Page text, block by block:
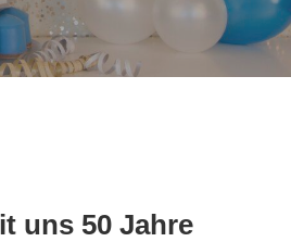
uns 50 Jahre